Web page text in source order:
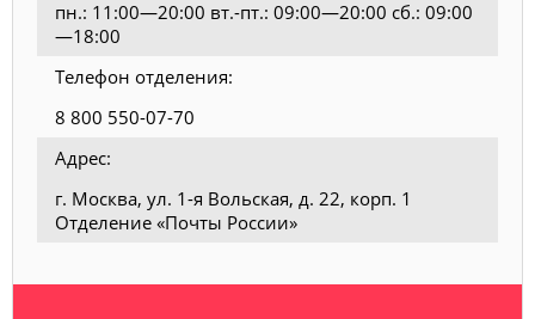
пн.: 11:00—20:00 вт.-пт.: 09:00—20:00 сб.: 09:00
—18:00
Телефон отделения:
8 800 550-07-70
Адрес:
г. Москва, ул. 1-я Вольская, д. 22, корп. 1
Отделение «Почты России»